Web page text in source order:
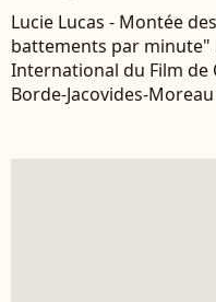
Lucie Lucas - Montée
battements par minute"
International du Film de
Borde-Jacovides-